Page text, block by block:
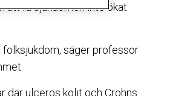
att få sjukdomen inte ökat
säger professor
där ulcerös kolit och Crohns